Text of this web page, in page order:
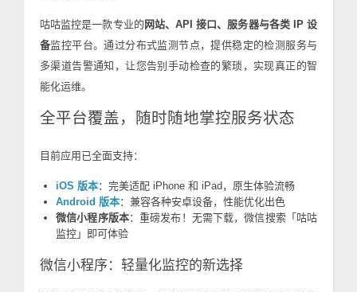
咕咕监控是一款专业的 网站、API 接口、服务器与各类 IP 设
备监控平台。通过分布式监测节点，提供稳定的检测服务与
多渠道告警通知，让您告别手动检查的繁琐，实现真正的智
能化运维。
全平台覆盖，随时随地掌控服务状态
目前应用已全面支持：
iOS 版本：完美适配 iPhone 和 iPad，原生体验流畅
Android 版本：兼容各种安卓设备，性能优化出色
微信小程序版本：重磅发布！无需下载，微信搜索「咕咕
监控」即可体验
微信小程序：轻量化监控的新选择